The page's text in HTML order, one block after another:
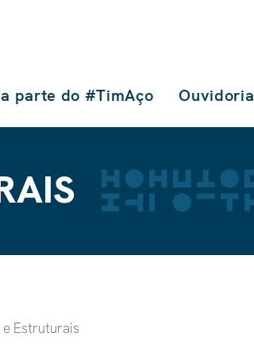
parte do #TimAço Ouvidoria
Estruturais